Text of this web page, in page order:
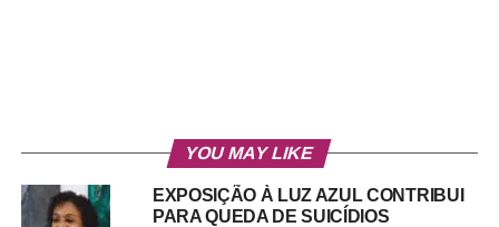
YOU MAY LIKE
EXPOSIÇÃO À LUZ AZUL CONTRIBUI
PARA QUEDA DE SUICÍDIOS